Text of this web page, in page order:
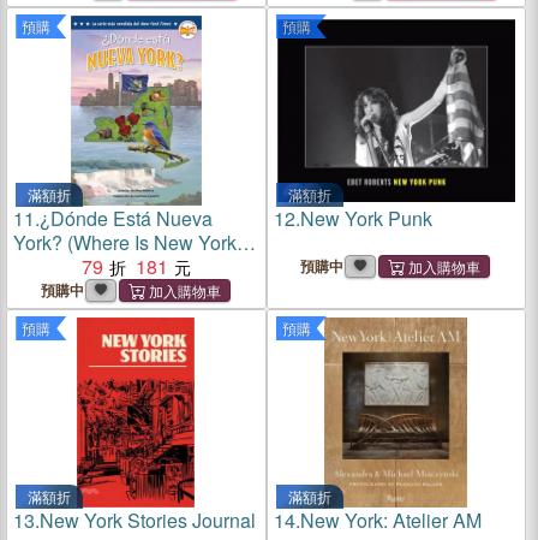
預購
滿額折
11.¿Dónde Está Nueva
York? (Where Is New York?
Spanish Edition)
79 181
預購中
預購
滿額折
12.New York Punk
預購中
預購
滿額折
13.New York Stories Journal
預購
滿額折
14.New York: Atelier AM